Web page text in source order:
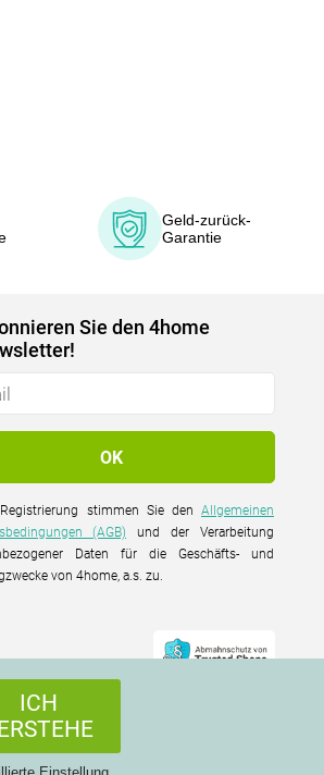
ICH
Einstellung
Geld-zurück-
Garantie
Sie den 4home
stimmen Sie denAllgemeinen
(AGB) und der Verarbeitung
Daten für die Geschäfts- und
von 4home, a.s. zu.
© 2004-2026 4home, a.s.